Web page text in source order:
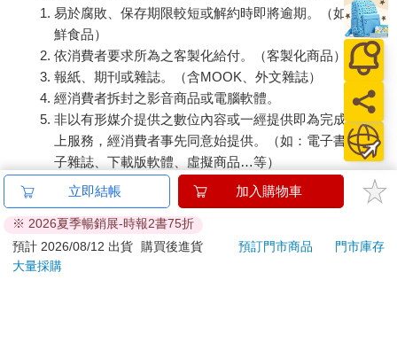
易於腐敗、保存期限較短或解約時即將逾期。（如：生
鮮食品）
依消費者要求所為之客製化給付。（客製化商品）
報紙、期刊或雜誌。（含MOOK、外文雜誌）
經消費者拆封之影音商品或電腦軟體。
非以有形媒介提供之數位內容或一經提供即為完成之線
上服務，經消費者事先同意始提供。（如：電子書、電
子雜誌、下載版軟體、虛擬商品…等）
已拆封之個人衛生用品。（如：內衣褲、刮鬍刀、除毛
刀…等）
若非上列種類商品，均享有到貨7天的猶豫期（含例假
日）。
辦理退換貨時，商品（組合商品恕無法接受單獨退貨）必須
立即結帳 加入購物車
※ 2026夏季暢銷展-時報2書75折
預計 2026/08/12 出貨
購買後進貨 預訂門市商品
門市庫存
大量採購